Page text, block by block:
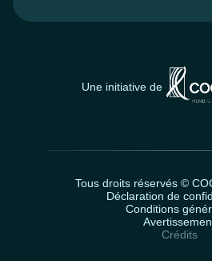
Une initiative de
Tous droits réservés ©
Déclaration de
Conditions
Crédits